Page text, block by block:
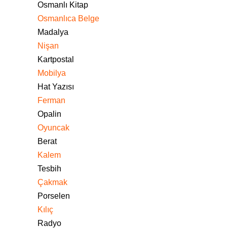
Osmanlı Kitap
Osmanlıca Belge
Madalya
Nişan
Kartpostal
Mobilya
Hat Yazısı
Ferman
Opalin
Oyuncak
Berat
Kalem
Tesbih
Çakmak
Porselen
Kılıç
Radyo